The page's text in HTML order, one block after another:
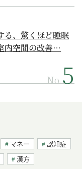
る、驚くほど睡眠
内空間の改善…
No.
マネー
認知症
漢方